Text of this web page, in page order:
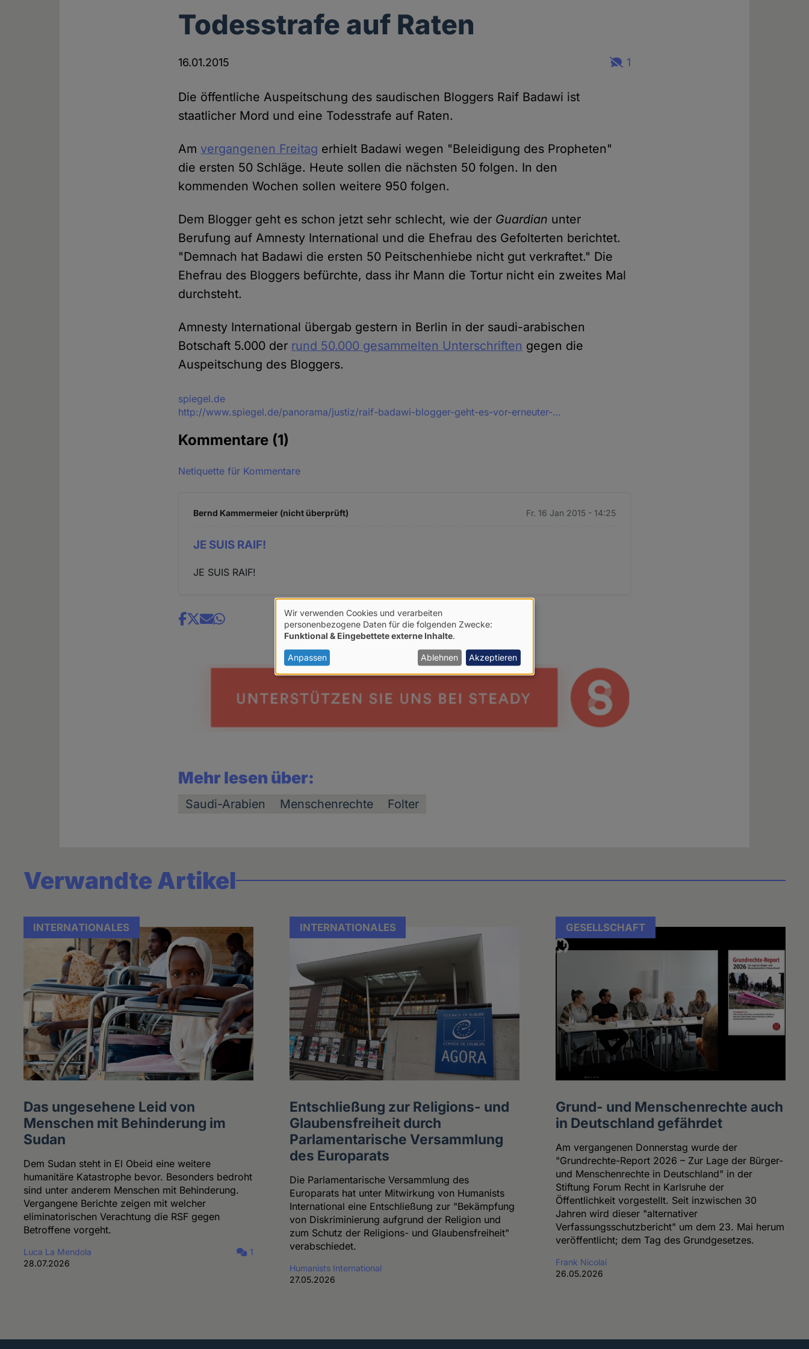
Todesstrafe auf Raten
16.01.2015 1
Die öffentliche Auspeitschung des saudischen Bloggers Raif Badawi ist
staatlicher Mord und eine Todesstrafe auf Raten.
Am vergangenen Freitag erhielt Badawi wegen "Beleidigung des Propheten"
die ersten 50 Schläge. Heute sollen die nächsten 50 folgen. In den
kommenden Wochen sollen weitere 950 folgen.
Dem Blogger geht es schon jetzt sehr schlecht, wie der Guardian unter
Berufung auf Amnesty International und die Ehefrau des Gefolterten berichtet.
"Demnach hat Badawi die ersten 50 Peitschenhiebe nicht gut verkraftet." Die
Ehefrau des Bloggers befürchte, dass ihr Mann die Tortur nicht ein zweites Mal
durchsteht.
Amnesty International übergab gestern in Berlin in der saudi-arabischen
Botschaft 5.000 der rund 50.000 gesammelten Unterschriften gegen die
Auspeitschung des Bloggers.
Quelle
spiegel.de
http://www.spiegel.de/panorama/justiz/raif-badawi-blogger-geht-es-vor-erneuter-…
Kommentare (1)
Netiquette für Kommentare
Bernd Kammermeier (nicht überprüft) Fr. 16 Jan 2015 - 14:25
JE SUIS RAIF!
JE SUIS RAIF!
Share
Mehr lesen über:
Saudi-Arabien Menschenrechte Folter
Verwandte Artikel
INTERNATIONALES
Das ungesehene Leid von
Menschen mit Behinderung im
Sudan
Dem Sudan steht in El Obeid eine weitere
humanitäre Katastrophe bevor. Besonders bedroht
sind unter anderem Menschen mit Behinderung.
Vergangene Berichte zeigen mit welcher
eliminatorischen Verachtung die RSF gegen
Betroffene vorgeht.
Luca La Mendola
28.07.2026
1
INTERNATIONALES
Entschließung zur Religions- und
Glaubensfreiheit durch
Parlamentarische Versammlung
des Europarats
Die Parlamentarische Versammlung des
Europarats hat unter Mitwirkung von Humanists
International eine Entschließung zur "Bekämpfung
von Diskriminierung aufgrund der Religion und
zum Schutz der Religions- und Glaubensfreiheit"
verabschiedet.
Humanists International
27.05.2026
GESELLSCHAFT
Grund- und Menschenrechte auch
in Deutschland gefährdet
Am vergangenen Donnerstag wurde der
"Grundrechte-Report 2026 – Zur Lage der Bürger-
und Menschenrechte in Deutschland" in der
Stiftung Forum Recht in Karlsruhe der
Öffentlichkeit vorgestellt. Seit inzwischen 30
Jahren wird dieser "alternativer
Verfassungsschutzbericht" um dem 23. Mai herum
veröffentlicht; dem Tag des Grundgesetzes.
Frank Nicolai
26.05.2026
Verwendung
von
personenbezogenen
Daten
und
Wir verwenden Cookies und verarbeiten
personenbezogene Daten für die folgenden Zwecke:
Funktional & Eingebettete externe Inhalte
Anpassen Ablehnen Akzeptieren